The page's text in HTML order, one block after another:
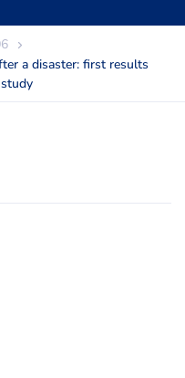
a disaster: first results